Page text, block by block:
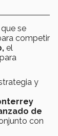
que se
competir
el
para
y
de
con